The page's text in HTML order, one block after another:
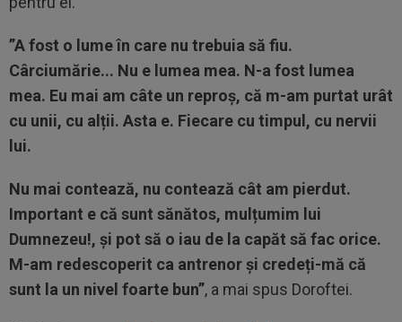
”A fost o lume în care nu trebuia să fiu.
Cârciumărie... Nu e lumea mea. N-a fost lumea
mea. Eu mai am câte un reproș, că m-am purtat urât
cu unii, cu alții. Asta e. Fiecare cu timpul, cu nervii
lui.
Nu mai contează, nu contează cât am pierdut.
Important e că sunt sănătos, mulțumim lui
Dumnezeu!, și pot să o iau de la capăt să fac orice.
M-am redescoperit ca antrenor și credeți-mă că
sunt la un nivel foarte bun”, a mai spus Doroftei.